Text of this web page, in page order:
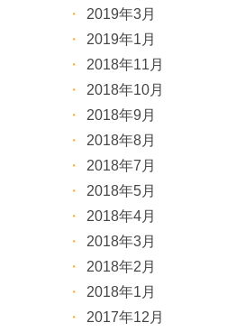
2019年3月
2019年1月
2018年11月
2018年10月
2018年9月
2018年8月
2018年7月
2018年5月
2018年4月
2018年3月
2018年2月
2018年1月
2017年12月